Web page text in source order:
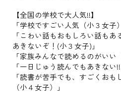
【全国の学校で大人気!!】
「学校ですごい人気（小３女子
「こわい話もおもしろい話も
あきないぞ！(小３女子)」
「家族みんなで読めるのがいい
「一日じゅう読んでもあきない
「読書が苦手でも、すごくおも
（小４女子）」